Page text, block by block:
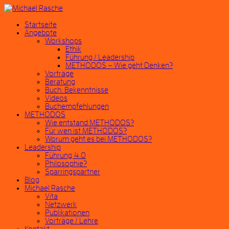
Startseite
Angebote
Workshops
Ethik
Führung / Leadership
METHODOS – Wie geht Denken?
Vorträge
Beratung
Buch: Bekenntnisse
Videos
Buchempfehlungen
METHODOS
Wie entstand METHODOS?
Für wen ist METHODOS?
Worum geht es bei METHODOS?
Leadership
Führung 4.0
Philosophie?
Sparringspartner
Blog
Michael Rasche
Vita
Netzwerk
Publikationen
Vorträge / Lehre